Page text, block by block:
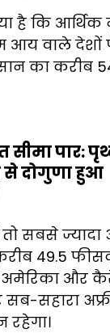
है कि
आय वाले देशों
का करीब
सीमा पार:
से दोगुणा हुआ
तो सबसे ज्यादा
49.5
अमेरिका और
सहारा
रहेगा।